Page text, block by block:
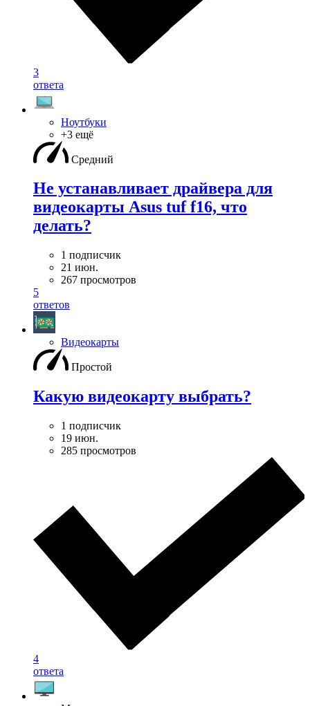
3
ответа
Ноутбуки
+3 ещё
Средний
Не устанавливает драйвера для
видеокарты Asus tuf f16, что
делать?
1 подписчик
21 июн.
267 просмотров
5
ответов
Видеокарты
Простой
Какую видеокарту выбрать?
1 подписчик
19 июн.
285 просмотров
4
ответа